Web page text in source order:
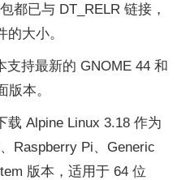
都已与 DT_RELR 链接，
大小。
支持最新的 GNOME 44 和
版本。
载 Alpine Linux 3.18 作为
Raspberry Pi、Generic
版本，适用于 64 位